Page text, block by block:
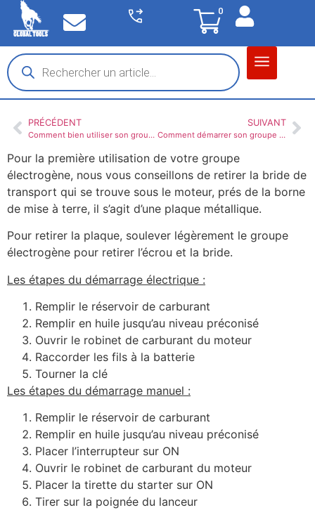
0
PRÉCÉDENT
Comment bien utiliser son groupe de soudage SDMO ?
SUIVANT
Comment démarrer son groupe électrogène WORMS
Pour la première utilisation de votre groupe
électrogène, nous vous conseillons de retirer la bride de
transport qui se trouve sous le moteur, prés de la borne
de mise à terre, il s’agit d’une plaque métallique.
Pour retirer la plaque, soulever légèrement le groupe
électrogène pour retirer l’écrou et la bride.
Les étapes du démarrage électrique :
Remplir le réservoir de carburant
Remplir en huile jusqu’au niveau préconisé
Ouvrir le robinet de carburant du moteur
Raccorder les fils à la batterie
Tourner la clé
Les étapes du démarrage manuel :
Remplir le réservoir de carburant
Remplir en huile jusqu’au niveau préconisé
Placer l’interrupteur sur ON
Ouvrir le robinet de carburant du moteur
Placer la tirette du starter sur ON
Tirer sur la poignée du lanceur